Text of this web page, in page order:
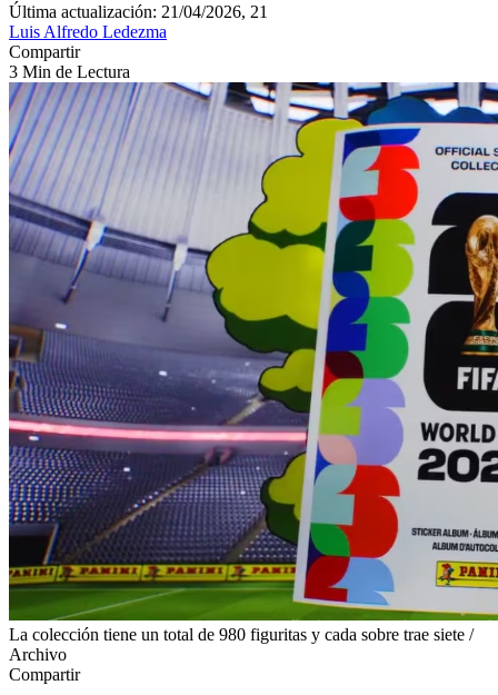
Última actualización: 21/04/2026, 21
Luis Alfredo Ledezma
Compartir
3 Min de Lectura
La colección tiene un total de 980 figuritas y cada sobre trae siete /
Archivo
Compartir